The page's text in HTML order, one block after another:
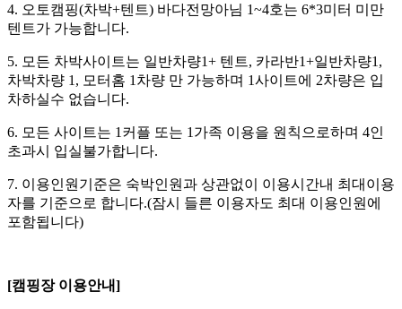
4. 오토캠핑(차박+텐트) 바다전망아님 1~4호는 6*3미터 미만
텐트가 가능합니다.
5. 모든 차박사이트는 일반차량1+ 텐트, 카라반1+일반차량1,
차박차량 1, 모터홈 1차량 만 가능하며 1사이트에 2차량은 입
차하실수 없습니다.
6. 모든 사이트는 1커플 또는 1가족 이용을 원칙으로하며 4인
초과시 입실불가합니다.
7. 이용인원기준은 숙박인원과 상관없이 이용시간내 최대이용
자를 기준으로 합니다.(잠시 들른 이용자도 최대 이용인원에
포함됩니다)
[캠핑장 이용안내]